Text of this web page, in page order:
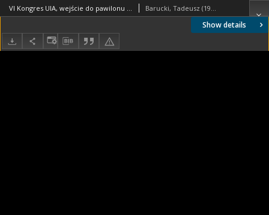
Show details
VI Kongres UIA, wejście do pawilonu wystawowego, widok z wnętrza, Londyn, Wielka Brytania Barucki, Tadeusz (1922- ). Fotograf